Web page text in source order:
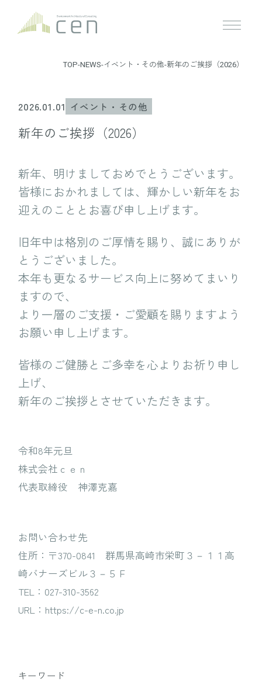
TOP-NEWS-イベント・その他-新年のご挨拶（2026）
2026.01.01 イベント・その他
新年のご挨拶（2026）
新年、明けましておめでとうございます。
皆様におかれましては、輝かしい新年をお
迎えのこととお喜び申し上げます。
旧年中は格別のご厚情を賜り、誠にありが
とうございました。
本年も更なるサービス向上に努めてまいり
ますので、
より一層のご支援・ご愛顧を賜りますよう
お願い申し上げます。
皆様のご健勝とご多幸を心よりお祈り申し
上げ、
新年のご挨拶とさせていただきます。
令和8年元旦
株式会社ｃｅｎ
代表取締役 神澤克嘉
お問い合わせ先
住所：〒370-0841 群馬県高崎市栄町３－１１高
崎バナーズビル３－５Ｆ
TEL：027-310-3562
URL：https://c-e-n.co.jp
キーワード